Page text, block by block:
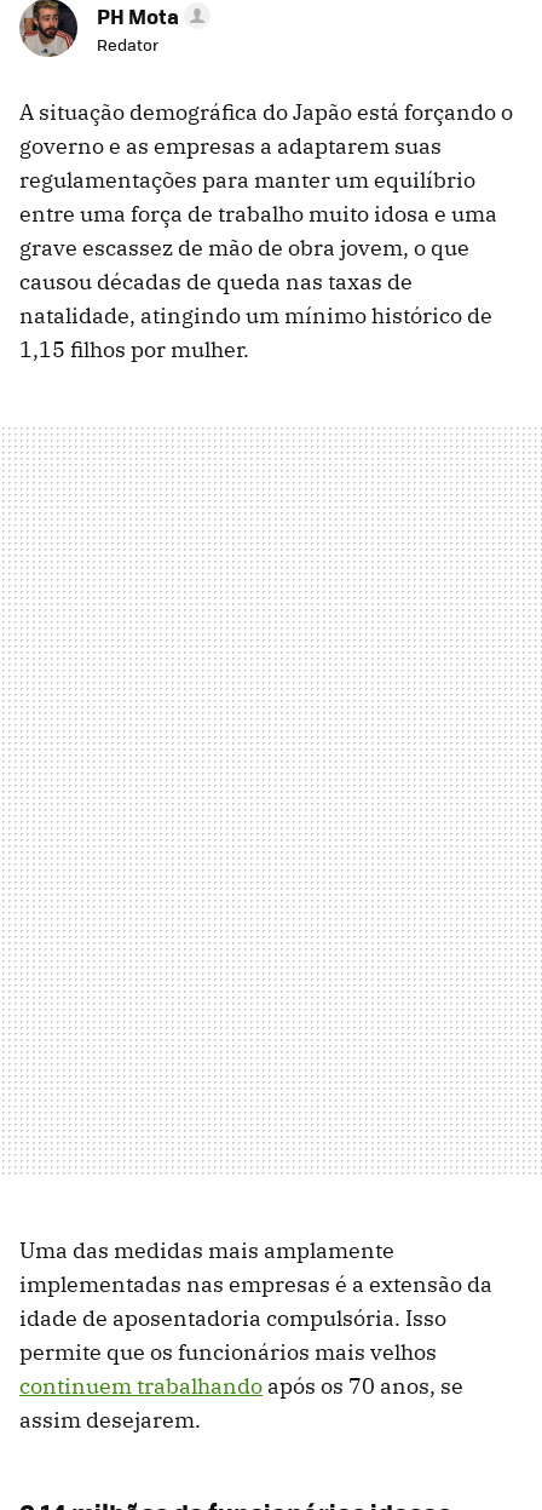
PH Mota
Redator
A situação demográfica do Japão está forçando o
governo e as empresas a adaptarem suas
regulamentações para manter um equilíbrio
entre uma força de trabalho muito idosa e uma
grave escassez de mão de obra jovem, o que
causou décadas de queda nas taxas de
natalidade, atingindo um mínimo histórico de
1,15 filhos por mulher.
Uma das medidas mais amplamente
implementadas nas empresas é a extensão da
idade de aposentadoria compulsória. Isso
permite que os funcionários mais velhos
continuem trabalhando após os 70 anos, se
assim desejarem.